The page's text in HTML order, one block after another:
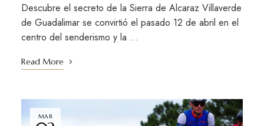
Descubre el secreto de la Sierra de Alcaraz Villaverde
de Guadalimar se convirtió el pasado 12 de abril en el
centro del senderismo y la …
Read More
MAR